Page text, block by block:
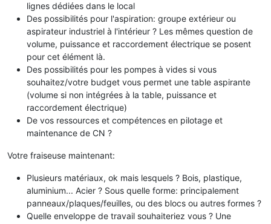
lignes dédiées dans le local
Des possibilités pour l'aspiration: groupe extérieur ou
aspirateur industriel à l'intérieur ? Les mêmes question de
volume, puissance et raccordement électrique se posent
pour cet élément là.
Des possibilités pour les pompes à vides si vous
souhaitez/votre budget vous permet une table aspirante
(volume si non intégrées à la table, puissance et
raccordement électrique)
De vos ressources et compétences en pilotage et
maintenance de CN ?
Votre fraiseuse maintenant:
Plusieurs matériaux, ok mais lesquels ? Bois, plastique,
aluminium... Acier ? Sous quelle forme: principalement
panneaux/plaques/feuilles, ou des blocs ou autres formes ?
Quelle enveloppe de travail souhaiteriez vous ? Une